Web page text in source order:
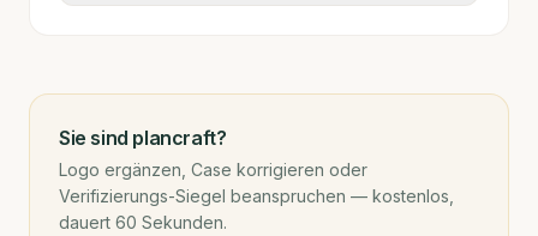
Sie sind plancraft?
Logo ergänzen, Case korrigieren oder
Verifizierungs-Siegel beanspruchen — kostenlos,
dauert 60 Sekunden.